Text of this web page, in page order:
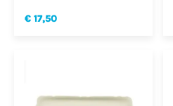
€ 17,50